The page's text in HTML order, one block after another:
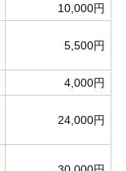
10,000円
5,500円
4,000円
24,000円